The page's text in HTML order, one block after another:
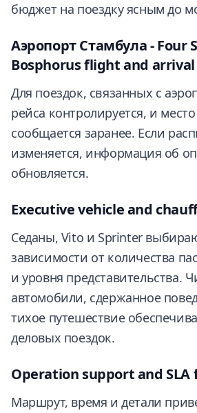
бюджет на поездку ясным до
Аэропорт Стамбула - Four
Bosphorus flight and
Для поездок, связанных с
рейса контролируется, и
сообщается заранее. Если
изменяется, информация об
обновляется.
Executive vehicle and
Седаны, Vito и Sprinter
зависимости от количества
и уровня представительства.
автомобили, сдержанное
тихое путешествие
деловых поездок.
Operation support and SLA
Маршрут, время и детали